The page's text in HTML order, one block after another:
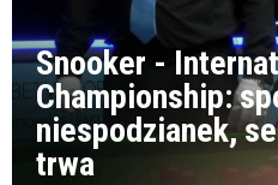
Snooker -
Championship:
niespodzianek,
trwa